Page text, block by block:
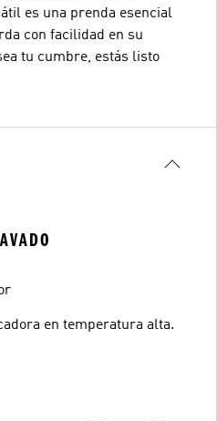
es una prenda esencial
con facilidad en su
tu cumbre, estás listo
en temperatura alta.